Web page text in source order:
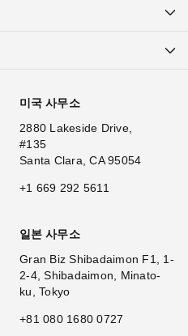
미국 사무소
2880 Lakeside Drive,
#135
Santa Clara, CA 95054
+1 669 292 5611
일본 사무소
Gran Biz Shibadaimon F1, 1-
2-4, Shibadaimon, Minato-
ku, Tokyo
+81 080 1680 0727